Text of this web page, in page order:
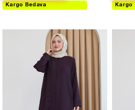
Kargo Bedava Kargo